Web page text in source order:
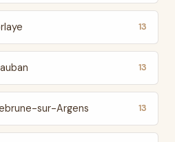
13
13
sur-Argens 13